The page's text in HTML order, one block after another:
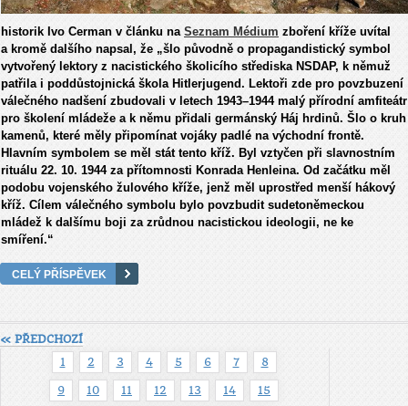
historik Ivo Cerman v článku na Seznam Médium zboření kříže uvítal
a kromě dalšího napsal, že „šlo původně o propagandistický symbol
vytvořený lektory z nacistického školicího střediska NSDAP, k němuž
patřila i poddůstojnická škola Hitlerjugend. Lektoři zde pro povzbuzení
válečného nadšení zbudovali v letech 1943–1944 malý přírodní amfiteátr
pro školení mládeže a k němu přidali germánský Háj hrdinů. Šlo o kruh
kamenů, které měly připomínat vojáky padlé na východní frontě.
Hlavním symbolem se měl stát tento kříž. Byl vztyčen při slavnostním
rituálu 22. 10. 1944 za přítomnosti Konrada Henleina. Od začátku měl
podobu vojenského žulového kříže, jenž měl uprostřed menší hákový
kříž. Cílem válečného symbolu bylo povzbudit sudetoněmeckou
mládež k dalšímu boji za zrůdnou nacistickou ideologii, ne ke
smíření.“
CELÝ PŘÍSPĚVEK
« PŘEDCHOZÍ
1
2 3 4 5 6 7 8
9 10 11 12 13 14 15